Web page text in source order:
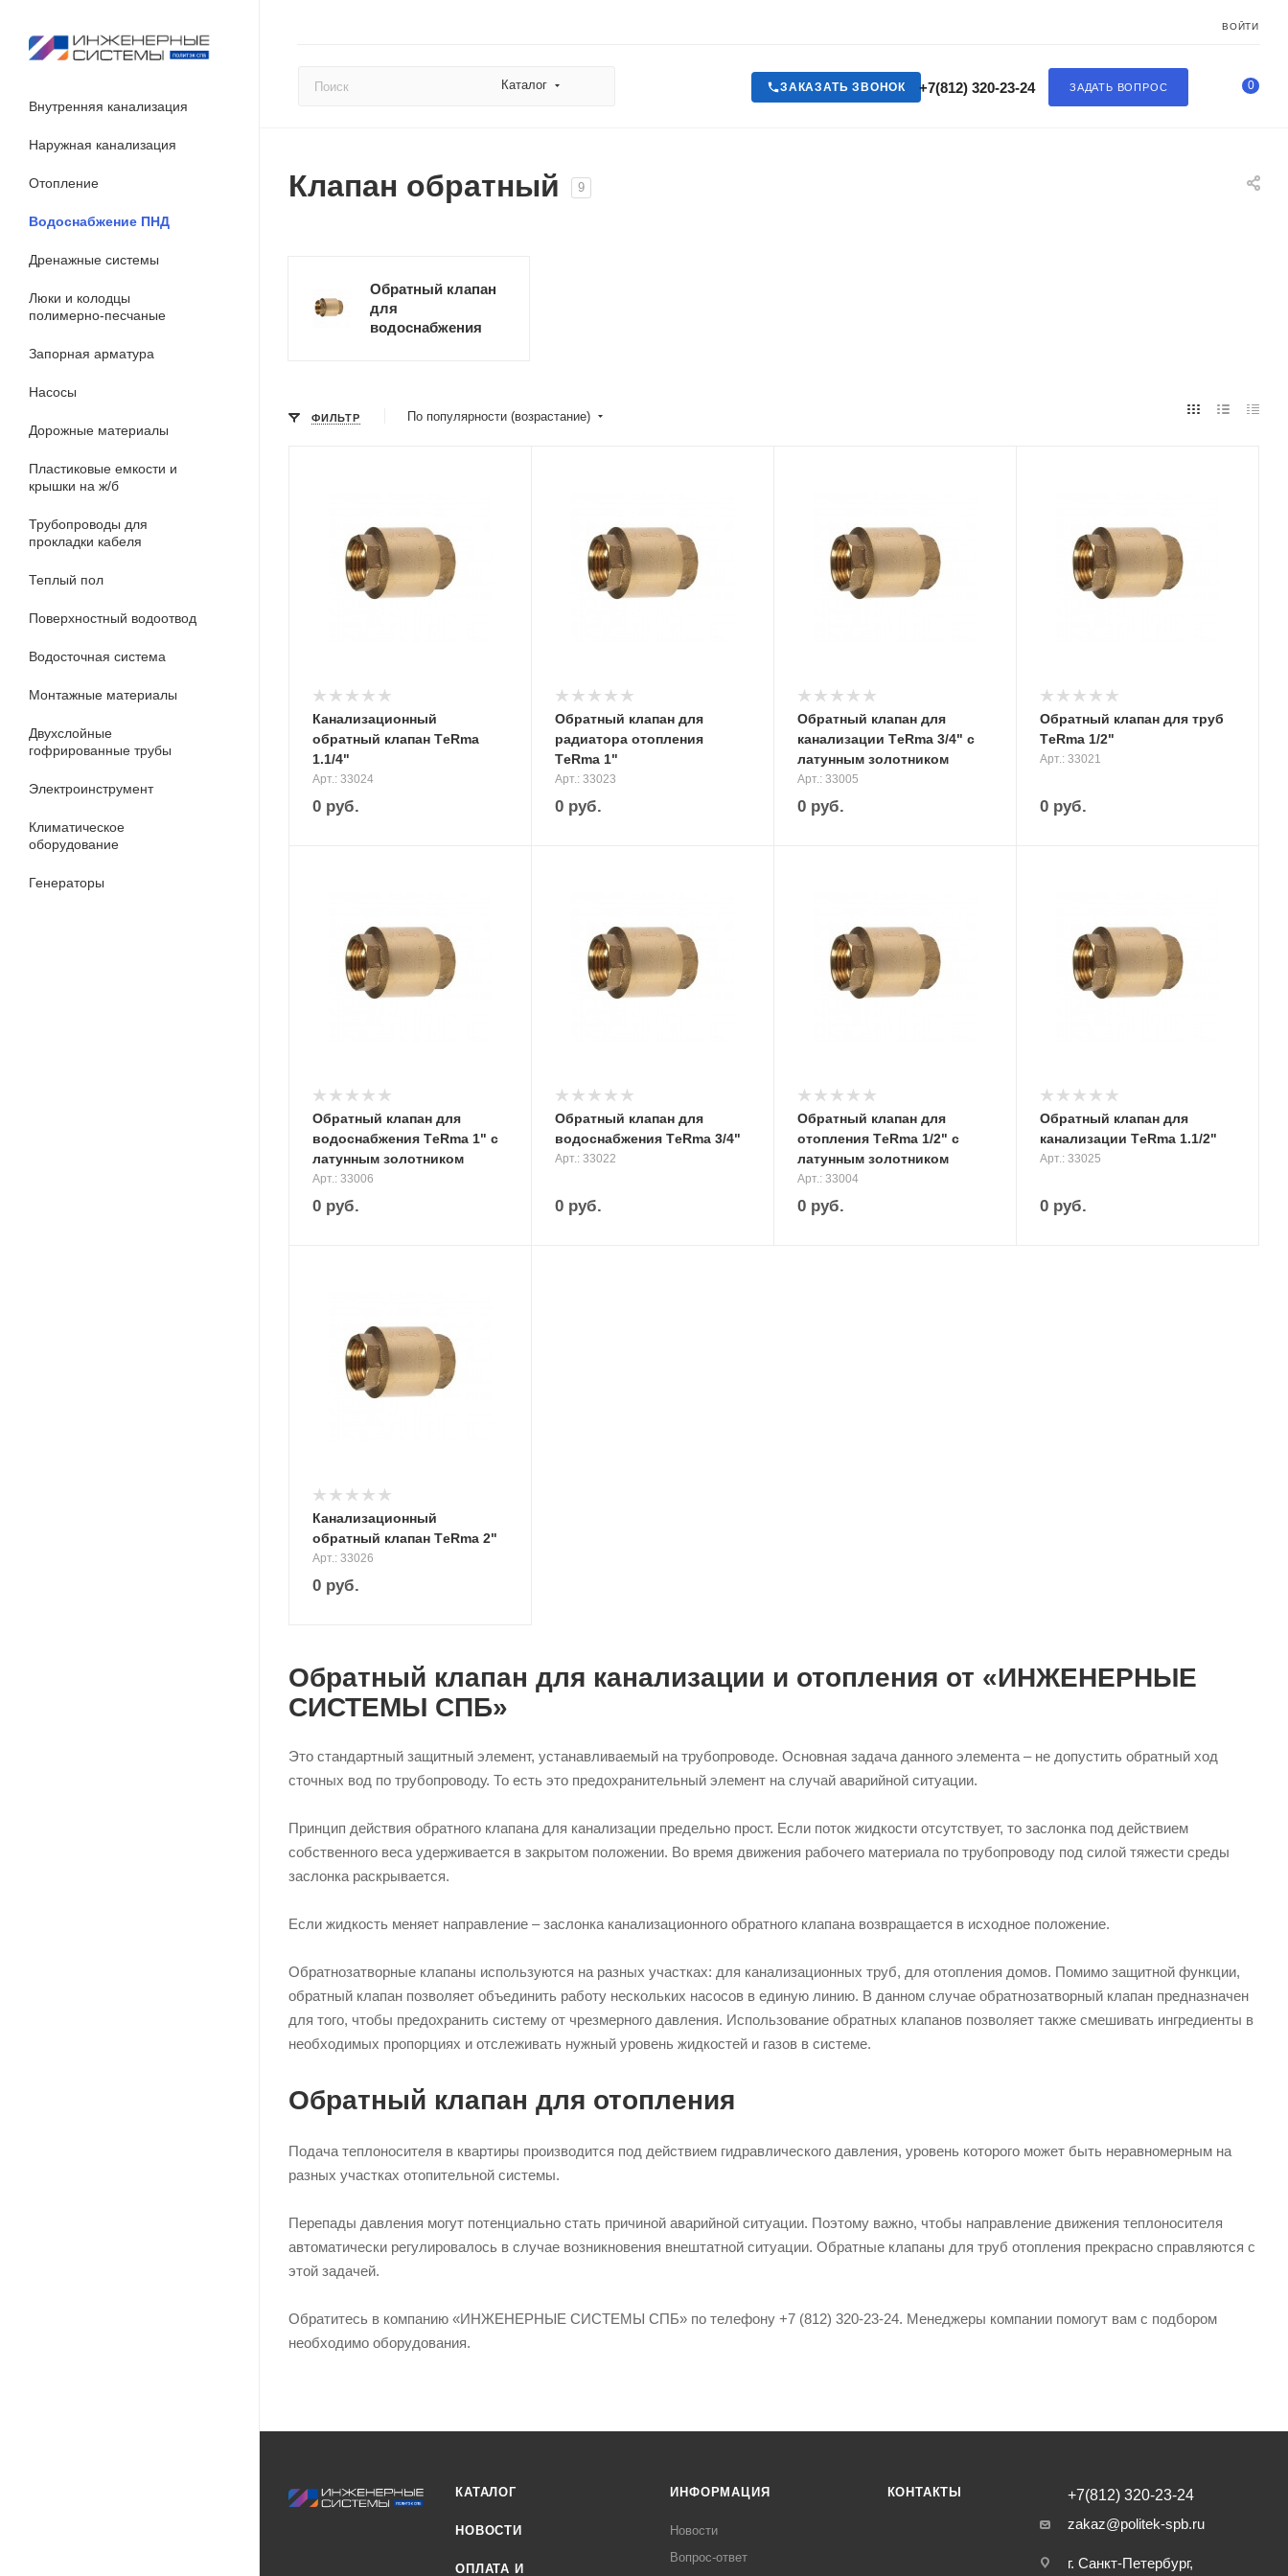
ВОЙТИ
Каталог ЗАДАТЬ ВОПРОС
+7(812) 320-23-24
ЗАКАЗАТЬ ЗВОНОК 0
Внутренняя канализация
Наружная канализация
Отопление
Водоснабжение ПНД
Дренажные системы
Люки и колодцы
полимерно-песчаные
Запорная арматура
Насосы
Дорожные материалы
Пластиковые емкости и
крышки на ж/б
Трубопроводы для
прокладки кабеля
Теплый пол
Поверхностный водоотвод
Водосточная система
Монтажные материалы
Двухслойные
гофрированные трубы
Электроинструмент
Климатическое
оборудование
Генераторы
Клапан обратный 9
Обратный клапан
для
водоснабжения
ФИЛЬТР По популярности (возрастание)
Канализационный
обратный клапан ТeRma
1.1/4"
Арт.: 33024
0 руб.
Обратный клапан для
радиатора отопления
ТeRma 1"
Арт.: 33023
0 руб.
Обратный клапан для
канализации ТeRma 3/4" с
латунным золотником
Арт.: 33005
0 руб.
Обратный клапан для труб
ТeRma 1/2"
Арт.: 33021
0 руб.
Обратный клапан для
водоснабжения ТeRma 1" с
латунным золотником
Арт.: 33006
0 руб.
Обратный клапан для
водоснабжения ТeRma 3/4"
Арт.: 33022
0 руб.
Обратный клапан для
отопления ТeRma 1/2" с
латунным золотником
Арт.: 33004
0 руб.
Обратный клапан для
канализации ТeRma 1.1/2"
Арт.: 33025
0 руб.
Канализационный
обратный клапан ТeRma 2"
Арт.: 33026
0 руб.
Обратный клапан для канализации и отопления от «ИНЖЕНЕРНЫЕ
СИСТЕМЫ СПБ»
Это стандартный защитный элемент, устанавливаемый на трубопроводе. Основная задача данного элемента – не допустить обратный ход
сточных вод по трубопроводу. То есть это предохранительный элемент на случай аварийной ситуации.
Принцип действия обратного клапана для канализации предельно прост. Если поток жидкости отсутствует, то заслонка под действием
собственного веса удерживается в закрытом положении. Во время движения рабочего материала по трубопроводу под силой тяжести среды
заслонка раскрывается.
Если жидкость меняет направление – заслонка канализационного обратного клапана возвращается в исходное положение.
Обратнозатворные клапаны используются на разных участках: для канализационных труб, для отопления домов. Помимо защитной функции,
обратный клапан позволяет объединить работу нескольких насосов в единую линию. В данном случае обратнозатворный клапан предназначен
для того, чтобы предохранить систему от чрезмерного давления. Использование обратных клапанов позволяет также смешивать ингредиенты в
необходимых пропорциях и отслеживать нужный уровень жидкостей и газов в системе.
Обратный клапан для отопления
Подача теплоносителя в квартиры производится под действием гидравлического давления, уровень которого может быть неравномерным на
разных участках отопительной системы.
Перепады давления могут потенциально стать причиной аварийной ситуации. Поэтому важно, чтобы направление движения теплоносителя
автоматически регулировалось в случае возникновения внештатной ситуации. Обратные клапаны для труб отопления прекрасно справляются с
этой задачей.
Обратитесь в компанию «ИНЖЕНЕРНЫЕ СИСТЕМЫ СПБ» по телефону +7 (812) 320-23-24. Менеджеры компании помогут вам с подбором
необходимо оборудования.
КАТАЛОГ
НОВОСТИ
ОПЛАТА И
ИНФОРМАЦИЯ
Новости
Вопрос-ответ
КОНТАКТЫ
+7(812) 320-23-24
zakaz@politek-spb.ru
г. Санкт-Петербург,